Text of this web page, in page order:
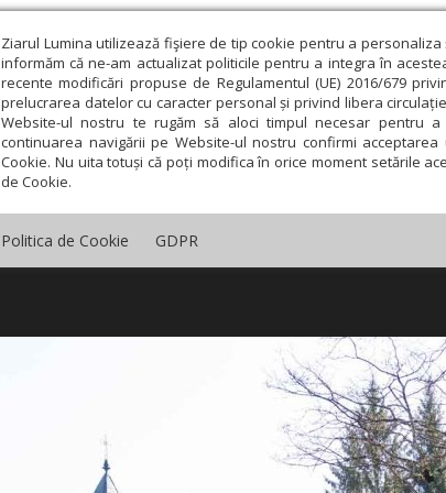
Ziarul Lumina utilizează fişiere de tip cookie pentru a
informăm că ne-am actualizat politicile pentru a integra în
recente modificări propuse de Regulamentul (UE) 2016/679
prelucrarea datelor cu caracter personal și privind libera
Website-ul nostru te rugăm să aloci timpul necesar pentru
continuarea navigării pe Website-ul nostru confirmi
Cookie. Nu uita totuși că poți modifica în orice moment setările
de Cookie.
Politica de Cookie GDPR